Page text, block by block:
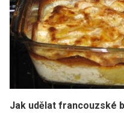
Jak udělat francouzské